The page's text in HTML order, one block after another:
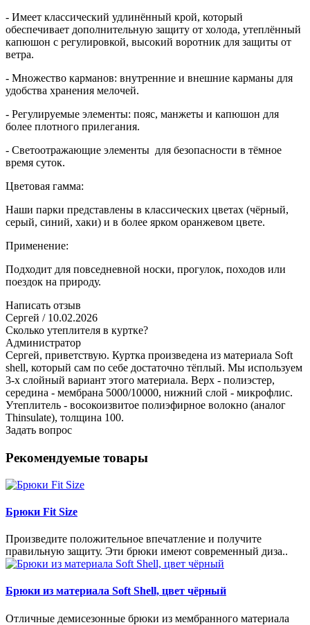
- Имеет классический удлинённый крой, который
обеспечивает дополнительную защиту от холода, утеплённый
капюшон с регулировкой, высокий воротник для защиты от
ветра.
- Множество карманов: внутренние и внешние карманы для
удобства хранения мелочей.
- Регулируемые элементы: пояс, манжеты и капюшон для
более плотного прилегания.
- Светоотражающие элементы для безопасности в тёмное
время суток.
Цветовая гамма:
Наши парки представлены в классических цветах (чёрный,
серый, синий, хаки) и в более ярком оранжевом цвете.
Применение:
Подходит для повседневной носки, прогулок, походов или
поездок на природу.
Написать отзыв
Сергей / 10.02.2026
Сколько утеплителя в куртке?
Администратор
Сергей, приветствую. Куртка произведена из материала Soft
shell, который сам по себе достаточно тёплый. Мы используем
3-х слойный вариант этого материала. Верх - полиэстер,
середина - мембрана 5000/10000, нижний слой - микрофлис.
Утеплитель - восокоизвитое полиэфирное волокно (аналог
Thinsulate), толщина 100.
Задать вопрос
Рекомендуемые товары
Брюки Fit Size
Произведите положительное впечатление и получите
правильную защиту. Эти брюки имеют современный диза..
Брюки из материала Soft Shell, цвет чёрный
Отличные демисезонные брюки из мембранного материала